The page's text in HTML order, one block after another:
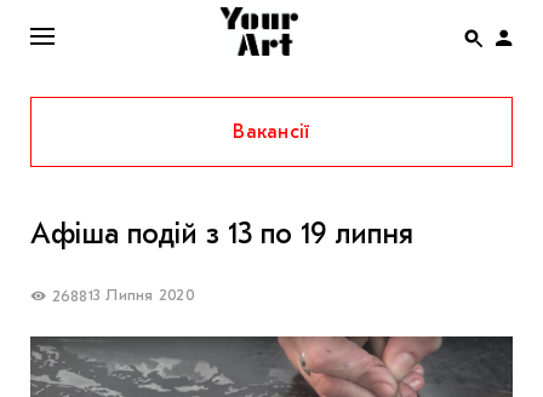
ENG
НОВИНИ
КОЛОНКИ
Вакансії
Афіша подій з 13 по 19 липня
268813 Липня 2020